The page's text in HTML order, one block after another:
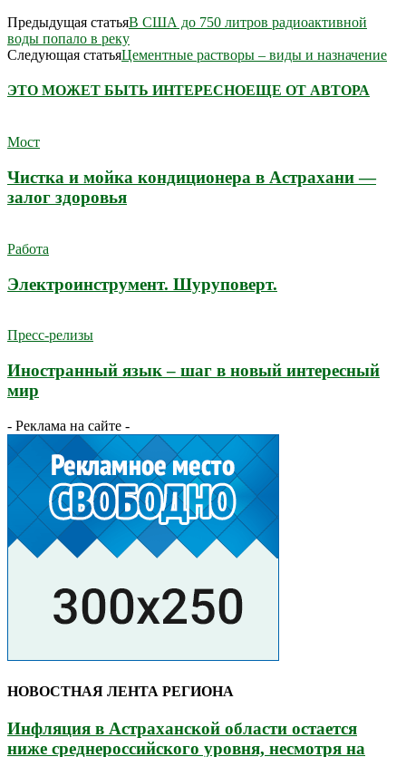
Предыдущая статьяВ США до 750 литров радиоактивной
воды попало в реку
Следующая статьяЦементные растворы – виды и назначение
ЭТО МОЖЕТ БЫТЬ ИНТЕРЕСНОЕЩЕ ОТ АВТОРА
Мост
Чистка и мойка кондиционера в Астрахани —
залог здоровья
Работа
Электроинструмент. Шуруповерт.
Пресс-релизы
Иностранный язык – шаг в новый интересный
мир
- Реклама на сайте -
НОВОСТНАЯ ЛЕНТА РЕГИОНА
Инфляция в Астраханской области остается
ниже среднероссийского уровня, несмотря на